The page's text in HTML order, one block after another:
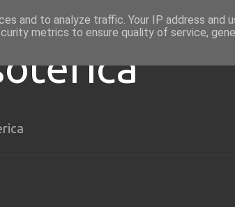
and to analyze traffic. Your IP address and
metrics to ensure quality of service,